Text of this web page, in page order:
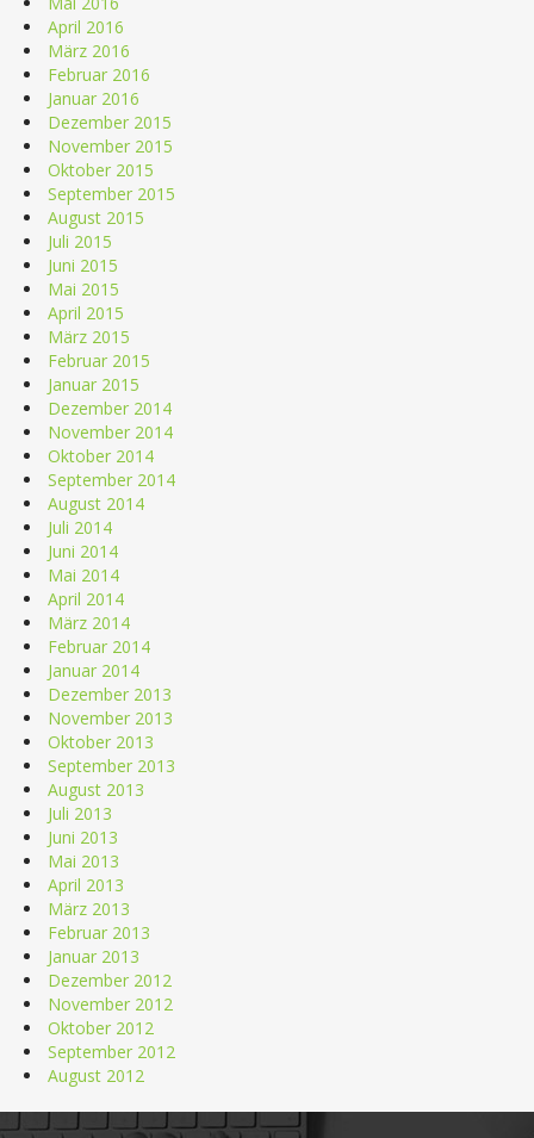
April 2016
März 2016
Februar 2016
Januar 2016
Dezember 2015
November 2015
Oktober 2015
September 2015
August 2015
Juli 2015
Juni 2015
Mai 2015
April 2015
März 2015
Februar 2015
Januar 2015
Dezember 2014
November 2014
Oktober 2014
September 2014
August 2014
Juli 2014
Juni 2014
Mai 2014
April 2014
März 2014
Februar 2014
Januar 2014
Dezember 2013
November 2013
Oktober 2013
September 2013
August 2013
Juli 2013
Juni 2013
Mai 2013
April 2013
März 2013
Februar 2013
Januar 2013
Dezember 2012
November 2012
Oktober 2012
September 2012
August 2012